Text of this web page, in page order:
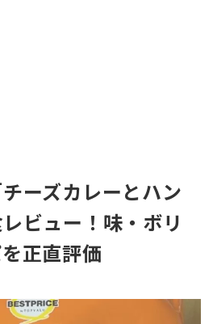
ーズカレーとハン
ビュー！味・ボリ
正直評価